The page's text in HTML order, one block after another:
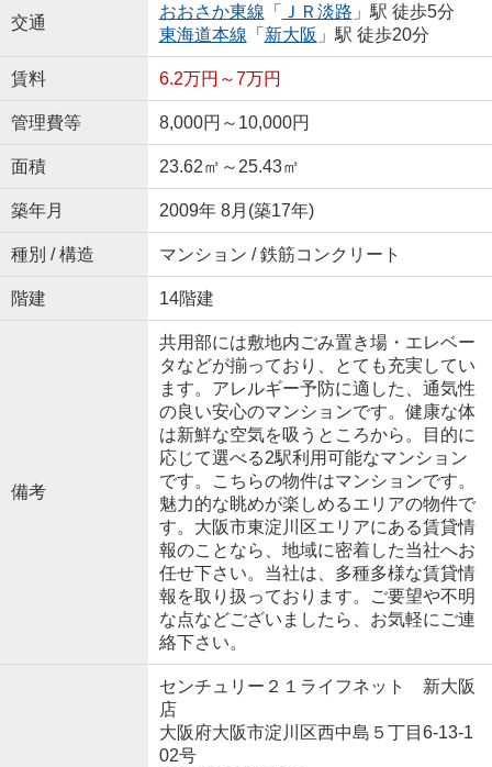
交通
おおさか東線 「 ＪＲ淡路 」駅 徒歩5分
東海道本線 「 新大阪 」駅 徒歩20分
賃料 6.2万円～7万円
管理費等 8,000円～10,000円
面積 23.62㎡～25.43㎡
築年月 2009年 8月(築17年)
種別 / 構造 マンション / 鉄筋コンクリート
階建 14階建
備考
共用部には敷地内ごみ置き場・エレベー
タなどが揃っており、とても充実してい
ます。アレルギー予防に適した、通気性
の良い安心のマンションです。健康な体
は新鮮な空気を吸うところから。目的に
応じて選べる2駅利用可能なマンション
です。こちらの物件はマンションです。
魅力的な眺めが楽しめるエリアの物件で
す。大阪市東淀川区エリアにある賃貸情
報のことなら、地域に密着した当社へお
任せ下さい。当社は、多種多様な賃貸情
報を取り扱っております。ご要望や不明
な点などございましたら、お気軽にご連
絡下さい。
センチュリー２１ライフネット 新大阪
店
大阪府大阪市淀川区西中島５丁目6-13-1
02号